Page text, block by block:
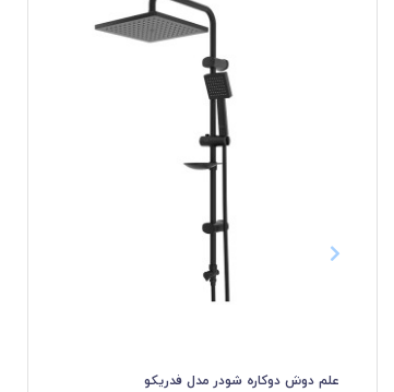
علم دوش دوکاره شودر مدل فدریکو